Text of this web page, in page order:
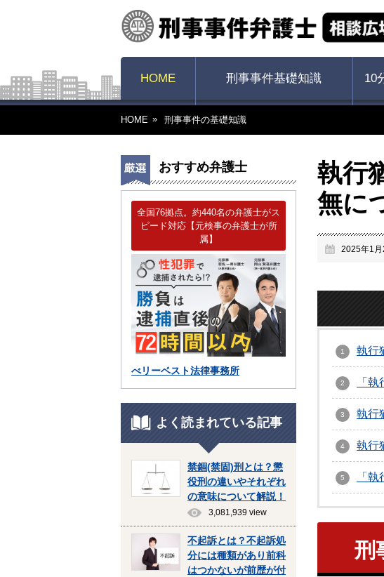
HOME 刑事事件基礎知識 10
HOME 刑事事件の基礎知識
執行
無に
2025年1月
執行
「
執行
執行
「
刑
おすすめ弁護士
全国76拠点。約440名の弁護士がス
ピード対応【元検事の弁護士が所
属】
べリーベスト法律事務所
よく読まれている記事
禁錮(禁固)刑とは？懲
役刑の違いやそれぞれ
の意味について解説！
3,081,939 view
不起訴とは？不起訴処
分には種類があり前科
はつかないが前歴が付